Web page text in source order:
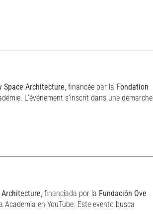
Space Architecture , financée par la Fondation
L’événement s’inscrit dans une démarche
Architecture , financiada por la Fundación Ove
en YouTube. Este evento busca